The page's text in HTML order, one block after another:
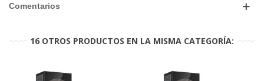
Comentarios
16 OTROS PRODUCTOS EN LA MISMA CATEGORÍA: